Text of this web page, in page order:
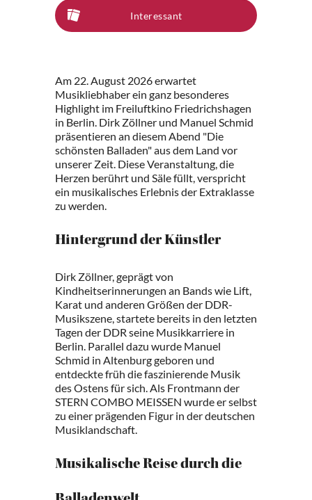
Interessant
Am 22. August 2026 erwartet
Musikliebhaber ein ganz besonderes
Highlight im Freiluftkino Friedrichshagen
in Berlin. Dirk Zöllner und Manuel Schmid
präsentieren an diesem Abend "Die
schönsten Balladen" aus dem Land vor
unserer Zeit. Diese Veranstaltung, die
Herzen berührt und Säle füllt, verspricht
ein musikalisches Erlebnis der Extraklasse
zu werden.
Hintergrund der Künstler
Dirk Zöllner, geprägt von
Kindheitserinnerungen an Bands wie Lift,
Karat und anderen Größen der DDR-
Musikszene, startete bereits in den letzten
Tagen der DDR seine Musikkarriere in
Berlin. Parallel dazu wurde Manuel
Schmid in Altenburg geboren und
entdeckte früh die faszinierende Musik
des Ostens für sich. Als Frontmann der
STERN COMBO MEISSEN wurde er selbst
zu einer prägenden Figur in der deutschen
Musiklandschaft.
Musikalische Reise durch die